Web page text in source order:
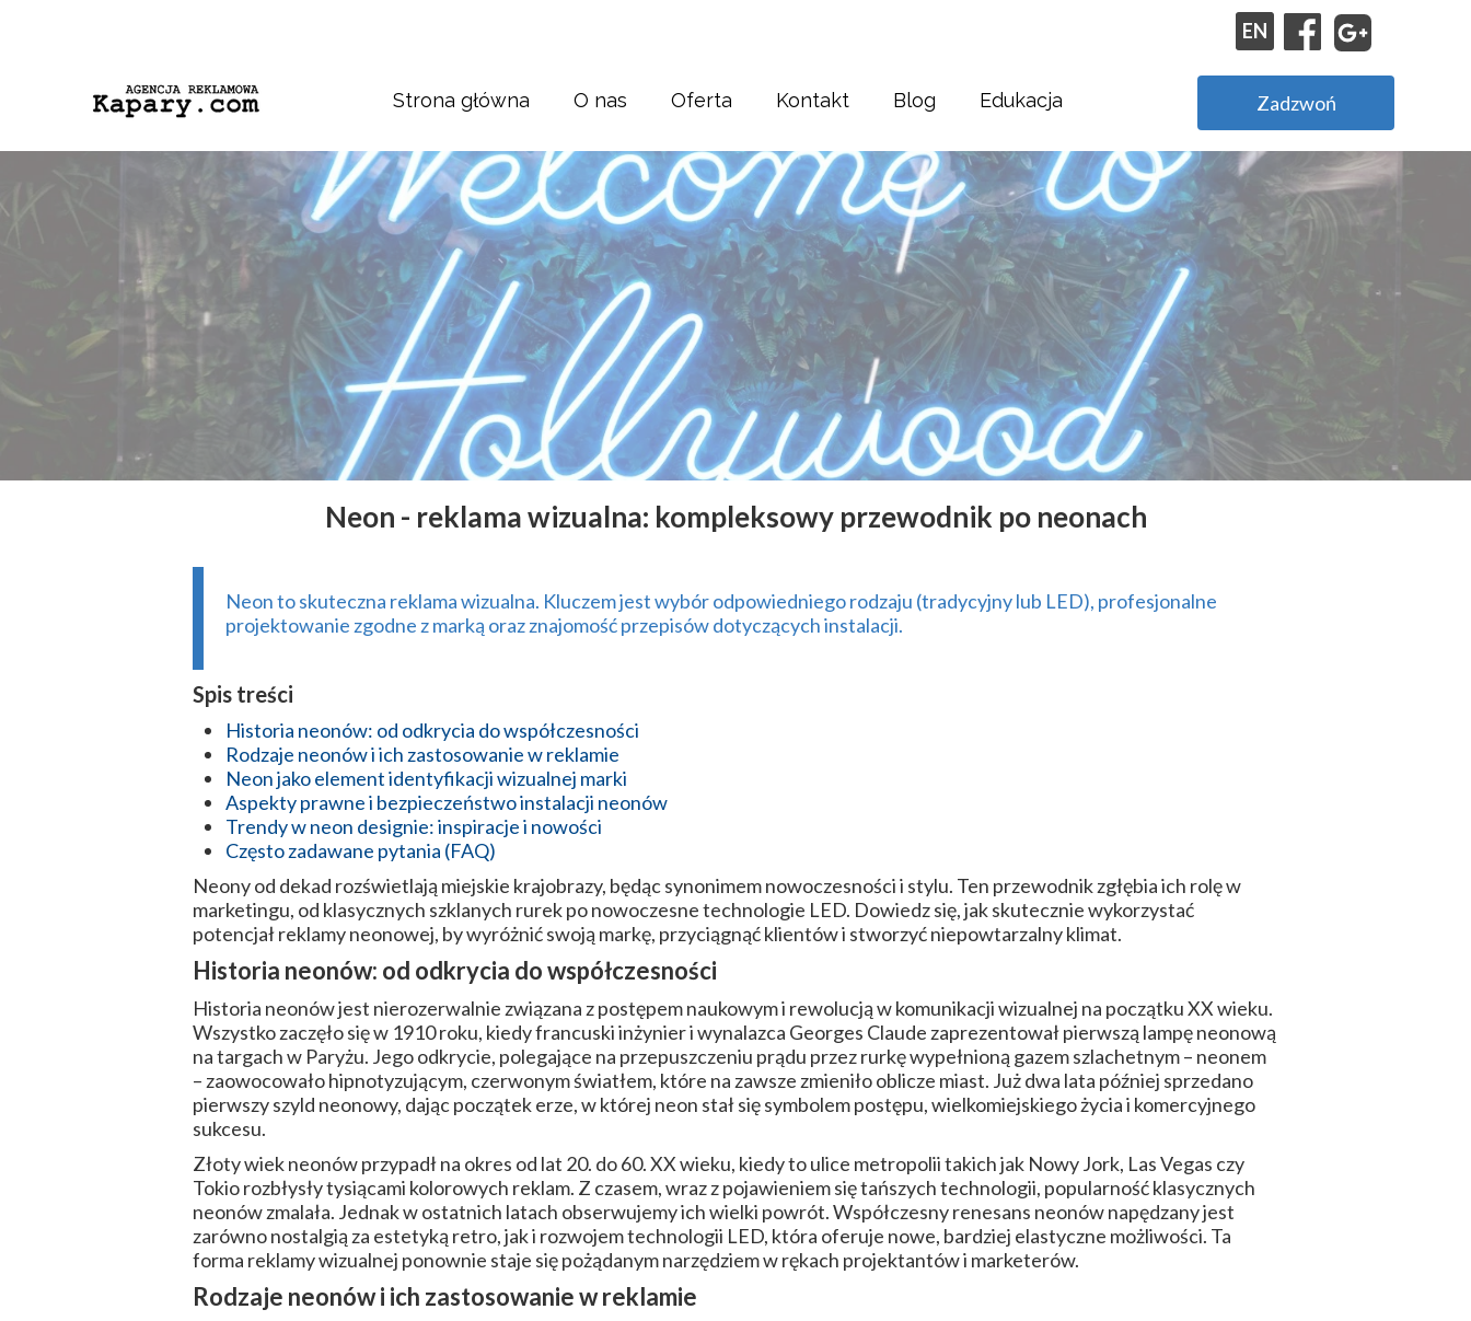
Zadzwoń
EN
Strona główna O nas Oferta
Strony internetowe
Sklepy internetowe
Pozycjonowanie
Korekta tekstu
Banery i bilbordy
Grafika
Druk
Reklama Display
Reklama Video
Sesja fotograficzna produktów
Kontakt Blog Edukacja
Stypendia Agencji Reklamowej Kapary.com
Praktyki w Agencji Reklamowej Kapary.com
Neon - reklama wizualna: kompleksowy przewodnik po neonach
Neon to skuteczna reklama wizualna. Kluczem jest wybór odpowiedniego rodzaju (tradycyjny lub LED), profesjonalne
projektowanie zgodne z marką oraz znajomość przepisów dotyczących instalacji.
Spis treści
Historia neonów: od odkrycia do współczesności
Rodzaje neonów i ich zastosowanie w reklamie
Neon jako element identyfikacji wizualnej marki
Aspekty prawne i bezpieczeństwo instalacji neonów
Trendy w neon designie: inspiracje i nowości
Często zadawane pytania (FAQ)
Neony od dekad rozświetlają miejskie krajobrazy, będąc synonimem nowoczesności i stylu. Ten przewodnik zgłębia ich rolę w
marketingu, od klasycznych szklanych rurek po nowoczesne technologie LED. Dowiedz się, jak skutecznie wykorzystać
potencjał reklamy neonowej, by wyróżnić swoją markę, przyciągnąć klientów i stworzyć niepowtarzalny klimat.
Historia neonów: od odkrycia do współczesności
Historia neonów jest nierozerwalnie związana z postępem naukowym i rewolucją w komunikacji wizualnej na początku XX wieku.
Wszystko zaczęło się w 1910 roku, kiedy francuski inżynier i wynalazca Georges Claude zaprezentował pierwszą lampę neonową
na targach w Paryżu. Jego odkrycie, polegające na przepuszczeniu prądu przez rurkę wypełnioną gazem szlachetnym – neonem
– zaowocowało hipnotyzującym, czerwonym światłem, które na zawsze zmieniło oblicze miast. Już dwa lata później sprzedano
pierwszy szyld neonowy, dając początek erze, w której neon stał się symbolem postępu, wielkomiejskiego życia i komercyjnego
sukcesu.
Złoty wiek neonów przypadł na okres od lat 20. do 60. XX wieku, kiedy to ulice metropolii takich jak Nowy Jork, Las Vegas czy
Tokio rozbłysły tysiącami kolorowych reklam. Z czasem, wraz z pojawieniem się tańszych technologii, popularność klasycznych
neonów zmalała. Jednak w ostatnich latach obserwujemy ich wielki powrót. Współczesny renesans neonów napędzany jest
zarówno nostalgią za estetyką retro, jak i rozwojem technologii LED, która oferuje nowe, bardziej elastyczne możliwości. Ta
forma reklamy wizualnej ponownie staje się pożądanym narzędziem w rękach projektantów i marketerów.
Rodzaje neonów i ich zastosowanie w reklamie